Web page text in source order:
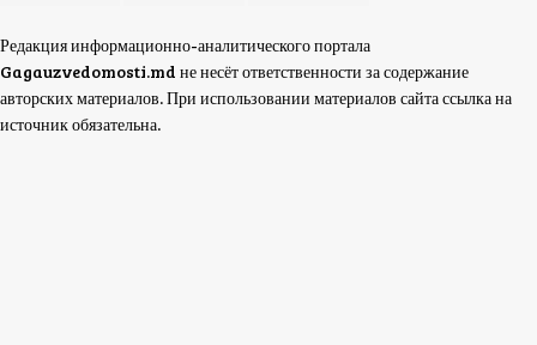
Редакция информационно-аналитического портала
Gagauzvedomosti.md не несёт ответственности за содержание
авторских материалов. При использовании материалов сайта ссылка на
источник обязательна.